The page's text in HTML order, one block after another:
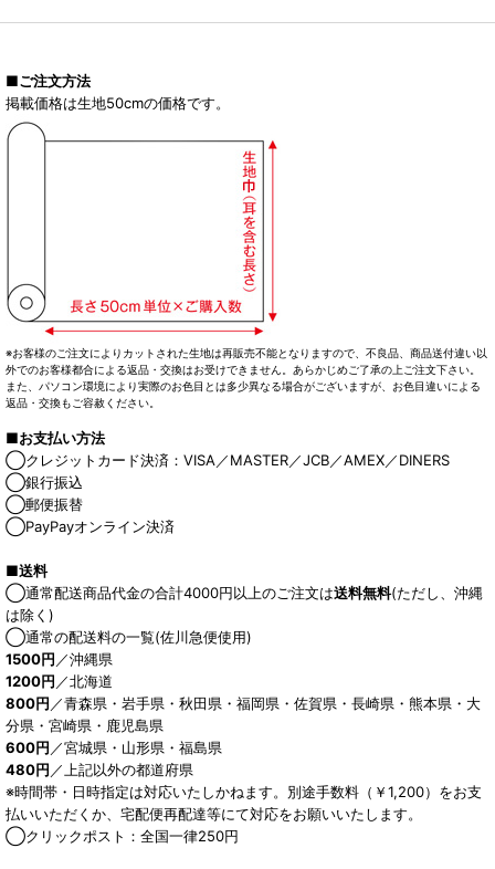
■ご注文方法
掲載価格は生地50cmの価格です。
※お客様のご注文によりカットされた生地は再販売不能となりますので、不良品、商品送付違い以
外でのお客様都合による返品・交換はお受けできません。あらかじめご了承の上ご注文下さい。
また、パソコン環境により実際のお色目とは多少異なる場合がございますが、お色目違いによる
返品・交換もご容赦ください。
■お支払い方法
◯クレジットカード決済：VISA／MASTER／JCB／AMEX／DINERS
◯銀行振込
◯郵便振替
◯PayPayオンライン決済
■送料
◯通常配送商品代金の合計4000円以上のご注文は送料無料(ただし、沖縄
は除く)
◯通常の配送料の一覧(佐川急便使用)
1500円 ／沖縄県
1200円 ／北海道
800円 ／青森県・岩手県・秋田県・福岡県・佐賀県・長崎県・熊本県・大
分県・宮崎県・鹿児島県
600円 ／宮城県・山形県・福島県
480円 ／上記以外の都道府県
※時間帯・日時指定は対応いたしかねます。別途手数料（￥1,200）をお支
払いいただくか、宅配便再配達等にて対応をお願いいたします。
◯クリックポスト：全国一律250円